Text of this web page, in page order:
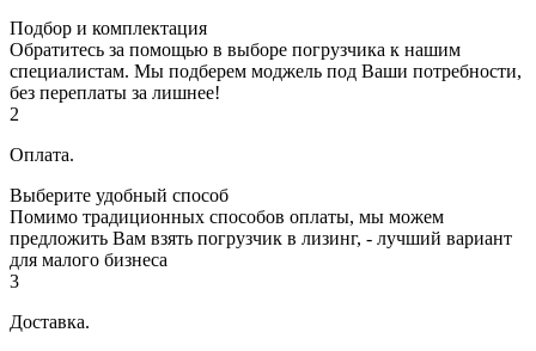
Подбор и комплектация
Обратитесь за помощью в выборе погрузчика к нашим
специалистам. Мы подберем моджель под Ваши потребности,
без переплаты за лишнее!
2
Оплата.
Выберите удобный способ
Помимо традиционных способов оплаты, мы можем
предложить Вам взять погрузчик в лизинг, - лучший вариант
для малого бизнеса
3
Доставка.